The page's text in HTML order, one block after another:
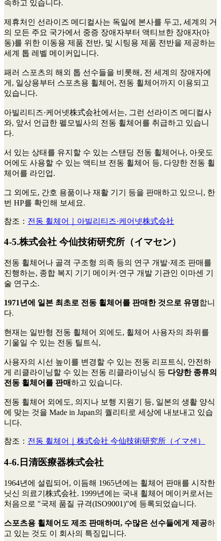
속하고 있습니다.
제휴처인 선라이즈 메디컬사는 독일에 본사를 두고, 세계의 거
의 모든 주요 국가에서 중증 장애자부터 액티브한 장애자(아
동)를 위한 이동용 제품 전반, 및 시팅용 제품 전반을 제공하는
세계 톱 레벨 메이커입니다.
패러 스포츠의 해외 톱 선수들을 비롯해, 전 세계의 장애자에
게, 일상용부터 스포츠용 휠체어, 전동 휠체어까지 이용되고
있습니다.
아빌리티즈·케어넷株式会社에서는, 그런 선라이즈 메디컬사
와, 앞서 언급한 펠모빌사의 전동 휠체어를 취급하고 있습니
다.
서 있는 상태를 유지할 수 있는 스탠딩 전동 휠체어나, 아웃도
어에도 사용할 수 있는 액티브 전동 휠체어 등, 다양한 전동 휠
체어를 라인업.
그 외에도, 간호 용품이나 재활 기기 등을 판매하고 있으니, 한
번 HP를 확인해 보세요.
참조： 전동 휠체어｜아빌리티즈·케어넷株式会社
4-5.株式会社 今仙技術研究所（イマセン）
전동 휠체어나 골격 구조형 의족 등의 연구 개발·제조 판매를
진행하는, 종합 복지 기기 메이커·연구 개발 기관인 이마센 기
술 연구소.
1971년에 일본 최초로 전동 휠체어를 판매한 것으로 유명합니
다.
현재는 일반형 전동 휠체어 외에도, 휠체어 사용자의 좌위를
기울일 수 있는 전동 틸트식,
사용자의 시선 높이를 변경할 수 있는 전동 리프트식, 안전하
게 리클라이닝할 수 있는 전동 리클라이닝식 등 다양한 종류의
전동 휠체어를 판매하고 있습니다.
전동 휠체어 외에도, 의지나 보행 지원기 등, 일본의 생활 양식
에 맞는 것을 Made in Japan의 퀄리티로 세상에 내보내고 있습
니다.
참조： 전동 휠체어｜株式会社 今仙技術研究所（イマ센）
4-6.日清医療器株式会社
1964년에 설립되어, 이듬해 1965년에는 휠체어 판매를 시작한
닛신 의료기株式会社. 1999년에는 국내 휠체어 메이커로서는
처음으로 "국제 품질 규격(ISO9001)"에 등록되었습니다.
스포츠용 휠체어도 제조 판매하며, 수많은 선수들에게 제공하
고 있는 것도 이 회사의 특징입니다.